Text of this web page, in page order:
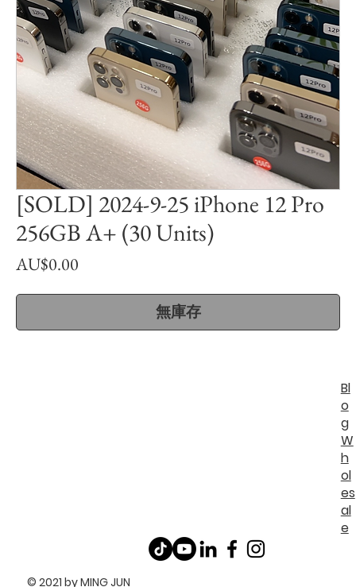
[SOLD] 2024-9-25 iPhone 12 Pro
256GB A+ (30 Units)
AU$0.00
無庫存
© 2021 by MING JUN
Bl
o
g
W
h
ol
es
al
e